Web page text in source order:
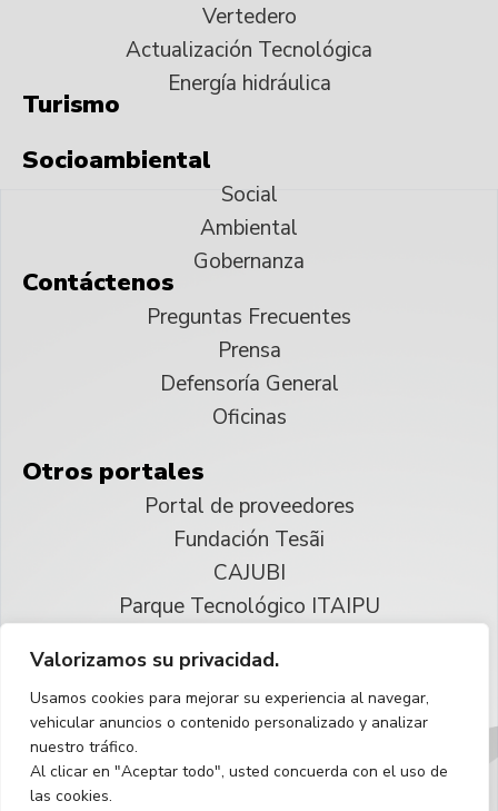
Valorizamos su privacidad.
Usamos cookies para mejorar su experiencia al navegar,
vehicular anuncios o contenido personalizado y analizar
nuestro tráfico.
Al clicar en "Aceptar todo", usted concuerda con el uso de
las cookies.
Vertedero
Actualización Tecnológica
Energía hidráulica
Turismo
Socioambiental
Social
Ambiental
Gobernanza
Contáctenos
Preguntas Frecuentes
Prensa
Defensoría General
Oficinas
Otros portales
Portal de proveedores
Fundación Tesãi
CAJUBI
Parque Tecnológico ITAIPU
Reservados todos los derechos
Español